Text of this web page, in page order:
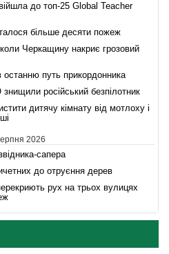
до топ-25 Global Teacher
більше десяти пожеж
коли Черкащину накриє грозовий
путь прикордонника
російський безпілотник
дитячу кімнату від мотлоху і
2026
сапера
до отруєння дерев
рух на трьох вулицях